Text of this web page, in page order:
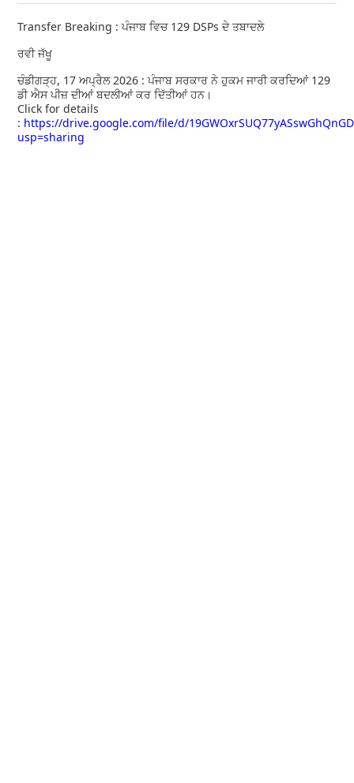
Transfer Breaking : ਪੰਜਾਬ ਵਿਚ 129 DSPs ਦੇ ਤਬਾਦਲੇ
ਰਵੀ ਜੱਖੂ
ਚੰਡੀਗੜ੍ਹ, 17 ਅਪ੍ਰੈਲ 2026 : ਪੰਜਾਬ ਸਰਕਾਰ ਨੇ ਹੁਕਮ ਜਾਰੀ ਕਰਦਿਆਂ 129
ਡੀ ਐਸ ਪੀਜ਼ ਦੀਆਂ ਬਦਲੀਆਂ ਕਰ ਦਿੱਤੀਆਂ ਹਨ।
Click for details
: https://drive.google.com/file/d/
usp=sharing